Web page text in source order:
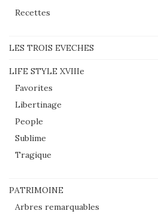
Recettes
LES TROIS EVECHES
LIFE STYLE XVIIIe
Favorites
Libertinage
People
Sublime
Tragique
PATRIMOINE
Arbres remarquables